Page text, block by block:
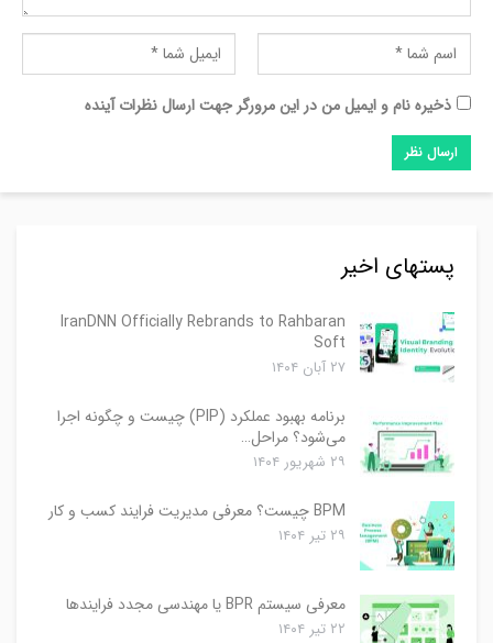
ذخیره نام و ایمیل من در این مرورگر جهت ارسال نظرات آینده
پستهای اخیر
IranDNN Officially Rebrands to Rahbaran
Soft
۲۷ آبان ۱۴۰۴
برنامه بهبود عملکرد (PIP) چیست و چگونه اجرا
می‌شود؟ مراحل…
۲۹ شهریور ۱۴۰۴
BPM چیست؟ معرفی مدیریت فرایند کسب و کار
۲۹ تیر ۱۴۰۴
معرفی سیستم BPR یا مهندسی مجدد فرایندها
۲۲ تیر ۱۴۰۴